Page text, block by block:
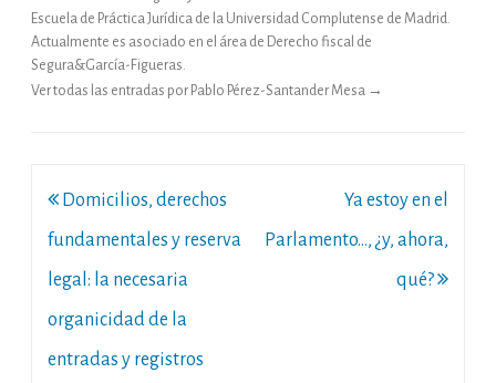
Escuela de Práctica Jurídica de la Universidad Complutense de Madrid.
Actualmente es asociado en el área de Derecho fiscal de
Segura&García-Figueras.
Ver todas las entradas por Pablo Pérez-Santander Mesa →
Navegación
de
entradas
Domicilios, derechos
fundamentales y reserva
legal: la necesaria
organicidad de la
entradas y registros
Ya estoy en el
Parlamento…, ¿y, ahora,
qué?